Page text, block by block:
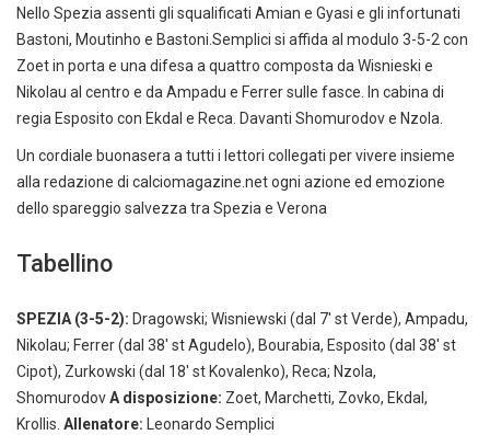
Nello Spezia assenti gli squalificati Amian e Gyasi e gli infortunati
Bastoni, Moutinho e Bastoni.Semplici si affida al modulo 3-5-2 con
Zoet in porta e una difesa a quattro composta da Wisnieski e
Nikolau al centro e da Ampadu e Ferrer sulle fasce. In cabina di
regia Esposito con Ekdal e Reca. Davanti Shomurodov e Nzola.
Un cordiale buonasera a tutti i lettori collegati per vivere insieme
alla redazione di calciomagazine.net ogni azione ed emozione
dello spareggio salvezza tra Spezia e Verona
Tabellino
SPEZIA (3-5-2): Dragowski; Wisniewski (dal 7' st Verde), Ampadu,
Nikolau; Ferrer (dal 38' st Agudelo), Bourabia, Esposito (dal 38' st
Cipot), Zurkowski (dal 18' st Kovalenko), Reca; Nzola,
ShomurodovA disposizione: Zoet, Marchetti, Zovko, Ekdal,
Krollis. Allenatore: Leonardo Semplici